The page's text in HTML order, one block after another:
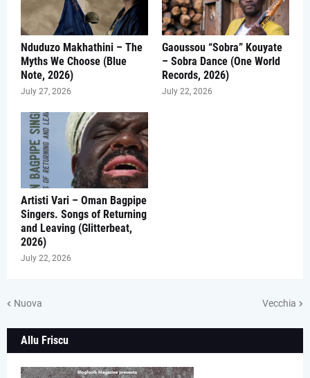
Nduduzo Makhathini – The
Myths We Choose (Blue
Note, 2026)
July 27, 2026
Gaoussou “Sobra” Kouyate
– Sobra Dance (One World
Records, 2026)
July 22, 2026
Artisti Vari – Oman Bagpipe
Singers. Songs of Returning
and Leaving (Glitterbeat,
2026)
July 22, 2026
Nuova Vecchia
Allu Friscu